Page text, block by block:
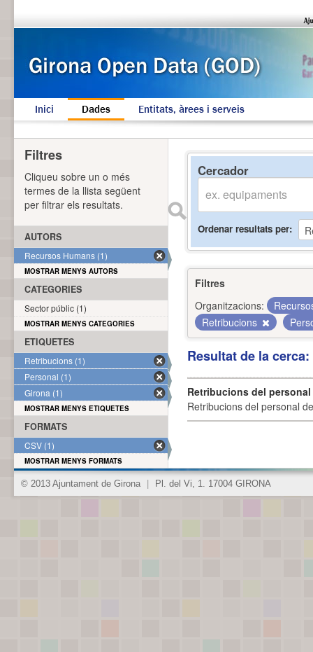
Inici Dades Entitats, àrees i serveis
Cercador
Ordenar resultats per
Filtres
Organitzacions:
Retribucions
Resultat de la
Retribucions del
Retribucions del personal
Filtres
Cliqueu sobre un o més
termes de la llista següent
per filtrar els resultats.
AUTORS
Recursos Humans (1)
MOSTRAR MENYS AUTORS
CATEGORIES
Sector públic (1)
MOSTRAR MENYS CATEGORIES
ETIQUETES
Retribucions (1)
Personal (1)
Girona (1)
MOSTRAR MENYS ETIQUETES
FORMATS
CSV (1)
MOSTRAR MENYS FORMATS
© 2013 Ajuntament de Girona Pl. del Vi, 1. 17004 GIRONA